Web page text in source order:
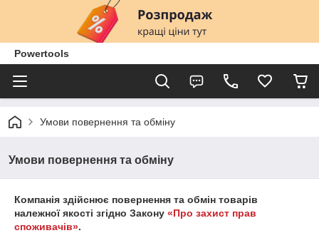
Powertools
Умови повернення та обміну
Умови повернення та обміну
Компанія здійснює повернення та обмін товарів
належної якості згідно Закону «Про захист прав
споживачів».